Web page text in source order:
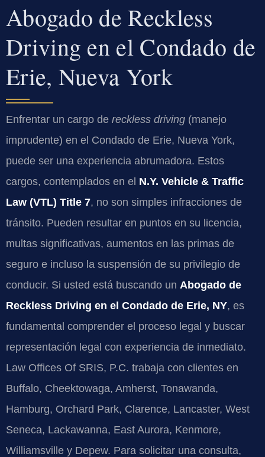
Abogado de Reckless
Driving en el Condado de
Erie, Nueva York
Enfrentar un cargo de reckless driving (manejo
imprudente) en el Condado de Erie, Nueva York,
puede ser una experiencia abrumadora. Estos
cargos, contemplados en el N.Y. Vehicle & Traffic
Law (VTL) Title 7, no son simples infracciones de
tránsito. Pueden resultar en puntos en su licencia,
multas significativas, aumentos en las primas de
seguro e incluso la suspensión de su privilegio de
conducir. Si usted está buscando un Abogado de
Reckless Driving en el Condado de Erie, NY, es
fundamental comprender el proceso legal y buscar
representación legal con experiencia de inmediato.
Law Offices Of SRIS, P.C. trabaja con clientes en
Buffalo, Cheektowaga, Amherst, Tonawanda,
Hamburg, Orchard Park, Clarence, Lancaster, West
Seneca, Lackawanna, East Aurora, Kenmore,
Williamsville y Depew. Para solicitar una consulta,